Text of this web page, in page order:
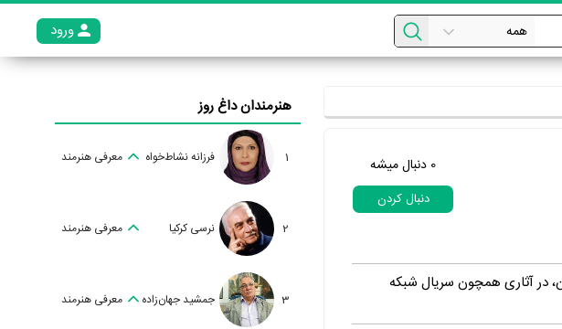
ورود
0 دنبال میشه
دنبال کردن
در آثاری همچون سریال شبکه
هنرمندان داغ روز
1 فرزانه نشاط‌خواه معرفی هنرمند
2 نرسی کرکیا معرفی هنرمند
3 جمشید جهان‌زاده معرفی هنرمند